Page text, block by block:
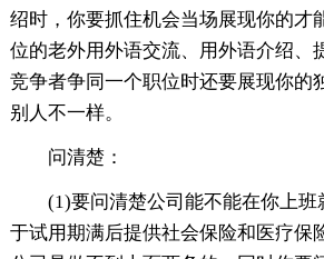
绍时，你要抓住机会当场展现你的才
位的老外用外语交流、用外语介绍、
竞争者争同一个职位时还要展现你的
别人不一样。
问清楚：
(1)要问清楚公司能不能在你上
于试用期满后提供社会保险和医疗保